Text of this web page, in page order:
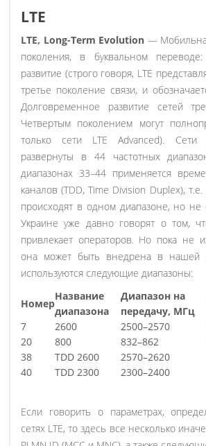
LTE
LTE, Long-Term Evolution —
поколения, в буквальном
развитие (строго говоря, LTE
третье поколение связи, и
Долговременное развитие сетей
Четвертым поколением могут
только сети LTE Advanced). Сети
развернуты в 44 частотных
диапазонах 33–44 применяется
каналов (TDD, Time Division Duplex),
происходят в одном диапазоне, но
Украине уже давно говорят о том,
привлекает операторов. Но пока не
она может быть внедрена в нашей
используются следующие диапазоны:
Номер
Название
диапазона
Диапазон на
передачу, МГц
7
2600 2500–2570
20
800 832–862
38
TDD 2600
2570–2620
40
TDD 2300 2300–2400
Если говорить о параметрах,
сетях LTE, то здесь все несколько